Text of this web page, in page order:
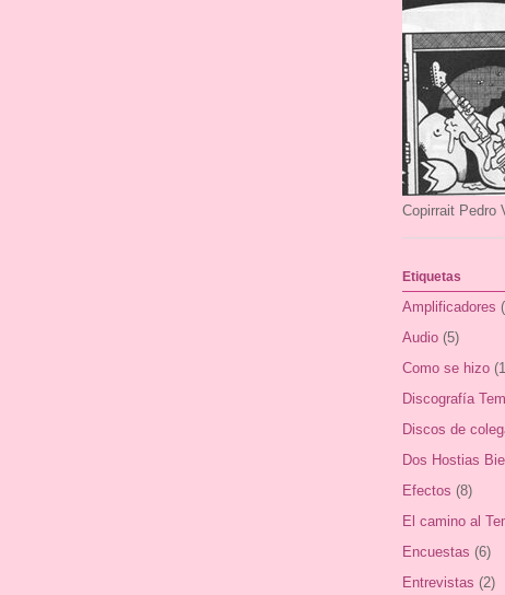
Copirrait Pedro
Etiquetas
Amplificadores
Audio (5)
Como se hizo
Discografía
Discos de
Dos Hostias
Efectos (8)
El camino al
Encuestas (6)
Entrevistas (2)